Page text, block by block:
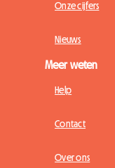
Onze cijfers
Nieuws
Meer weten
Help
Contact
Over ons